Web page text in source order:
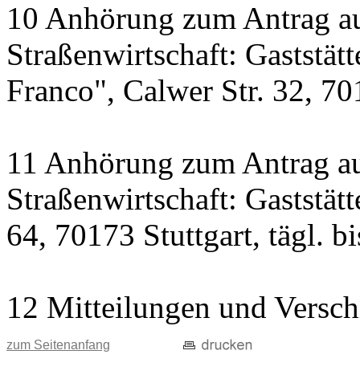
10 Anhörung zum Antrag
Straßenwirtschaft:
Franco", Calwer Str. 32,
11 Anhörung zum Antrag
Straßenwirtschaft:
64, 70173 Stuttgart, tägl.
12 Mitteilungen und
zum Seitenanfang